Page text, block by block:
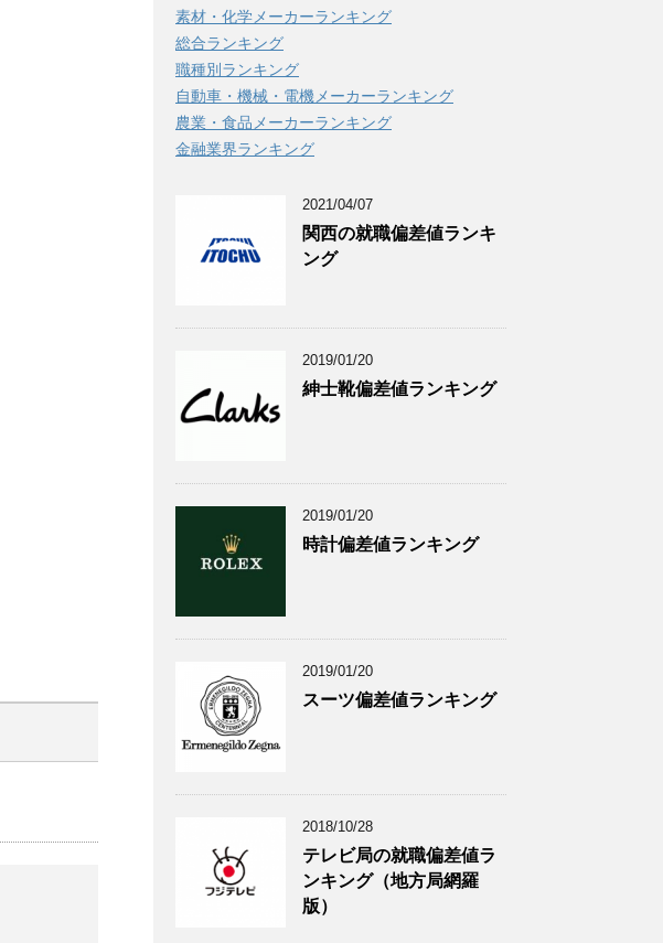
素材・化学メーカーランキング
総合ランキング
職種別ランキング
自動車・機械・電機メーカーランキング
農業・食品メーカーランキング
金融業界ランキング
2021/04/07
関西の就職偏差値ランキ
ング
2019/01/20
紳士靴偏差値ランキング
2019/01/20
時計偏差値ランキング
2019/01/20
スーツ偏差値ランキング
2018/10/28
テレビ局の就職偏差値ラ
ンキング（地方局網羅
版）